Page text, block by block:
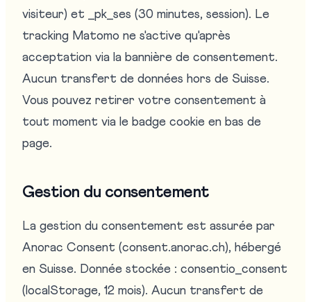
visiteur) et _pk_ses (30 minutes, session). Le
tracking Matomo ne s'active qu'après
acceptation via la bannière de consentement.
Aucun transfert de données hors de Suisse.
Vous pouvez retirer votre consentement à
tout moment via le badge cookie en bas de
page.
Gestion du consentement
La gestion du consentement est assurée par
Anorac Consent (consent.anorac.ch), hébergé
en Suisse. Donnée stockée : consentio_consent
(localStorage, 12 mois). Aucun transfert de